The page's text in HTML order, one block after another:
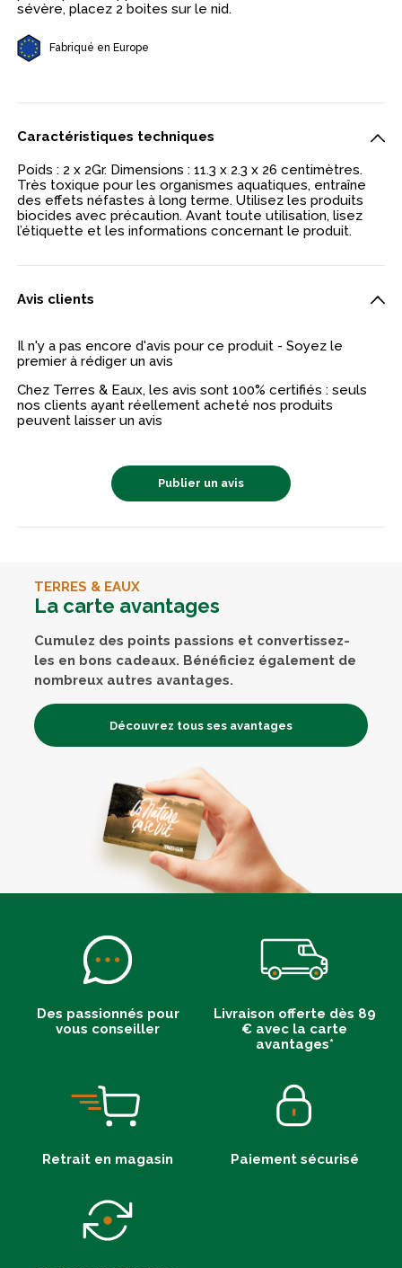
sévère, placez 2 boites sur le nid.
Fabriqué en Europe
Caractéristiques techniques
Poids : 2 x 2Gr. Dimensions : 11.3 x 2.3 x 26 centimètres.
Très toxique pour les organismes aquatiques, entraîne
des effets néfastes à long terme. Utilisez les produits
biocides avec précaution. Avant toute utilisation, lisez
l’étiquette et les informations concernant le produit.
Avis clients
Il n'y a pas encore d'avis pour ce produit - Soyez le
premier à rédiger un avis
Chez Terres & Eaux, les avis sont 100% certifiés : seuls
nos clients ayant réellement acheté nos produits
peuvent laisser un avis
Publier un avis
TERRES & EAUX
La carte avantages
Cumulez des points passions et convertissez-
les en bons cadeaux. Bénéficiez également de
nombreux autres avantages.
Découvrez tous ses avantages
Des passionnés pour
vous conseiller
Livraison offerte dès 89
€ avec la carte
avantages*
Retrait en magasin Paiement sécurisé